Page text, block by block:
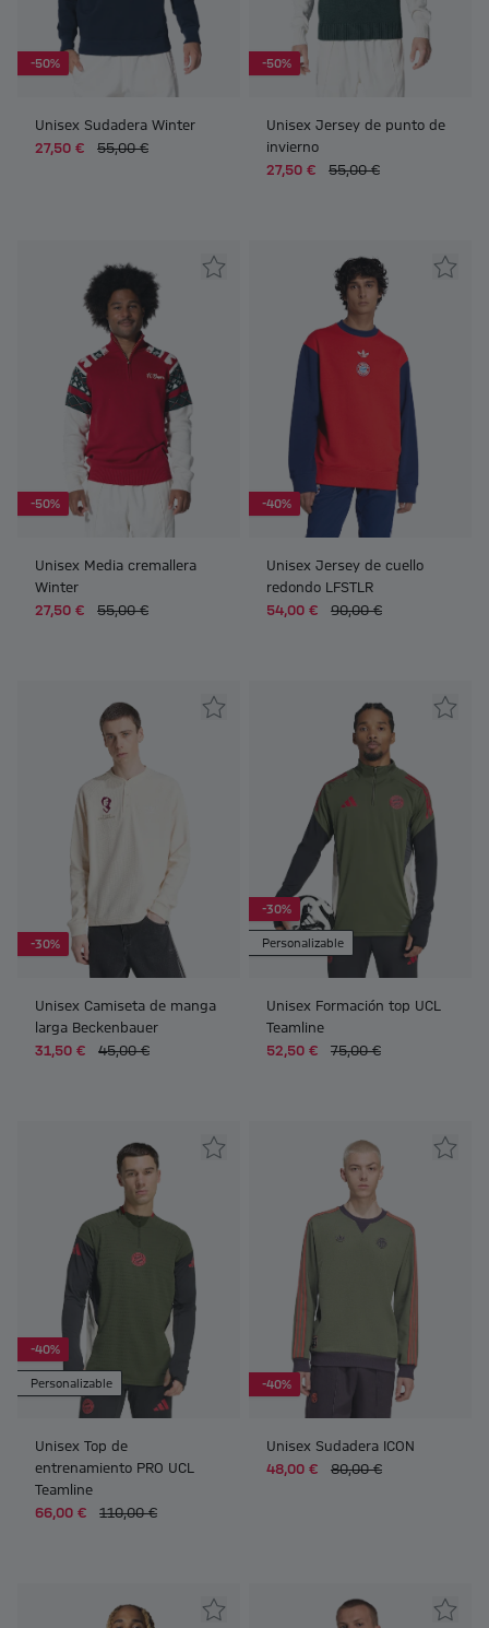
-50%
Unisex Sudadera Winter
27,50 €
55,00 €
-50%
Unisex Jersey de punto de
invierno
27,50 €
55,00 €
-50%
Unisex Media cremallera
Winter
27,50 €
55,00 €
-40%
Unisex Jersey de cuello
redondo LFSTLR
54,00 €
90,00 €
-30%
Unisex Camiseta de manga
larga Beckenbauer
31,50 €
45,00 €
-30%
Personalizable
Unisex Formación top UCL
Teamline
52,50 €
75,00 €
-40%
Personalizable
Unisex Top de
entrenamiento PRO UCL
Teamline
66,00 €
110,00 €
-40%
Unisex Sudadera ICON
48,00 €
80,00 €